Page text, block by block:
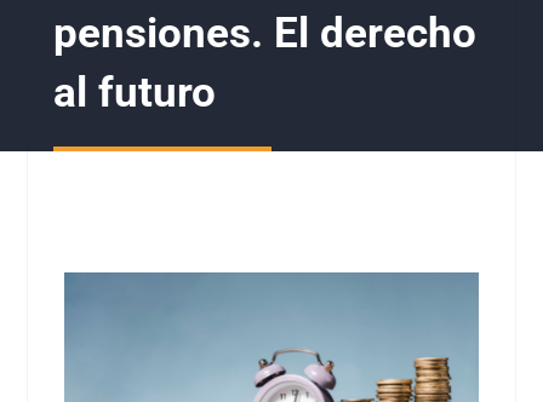
pensiones. El derecho
al futuro